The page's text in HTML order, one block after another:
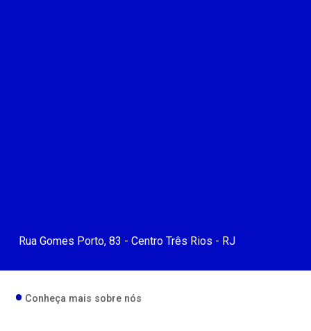
Rua Gomes Porto, 83 - Centro Três Rios - RJ
Conheça mais sobre nós